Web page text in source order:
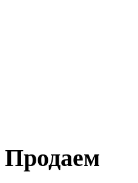
Продаем